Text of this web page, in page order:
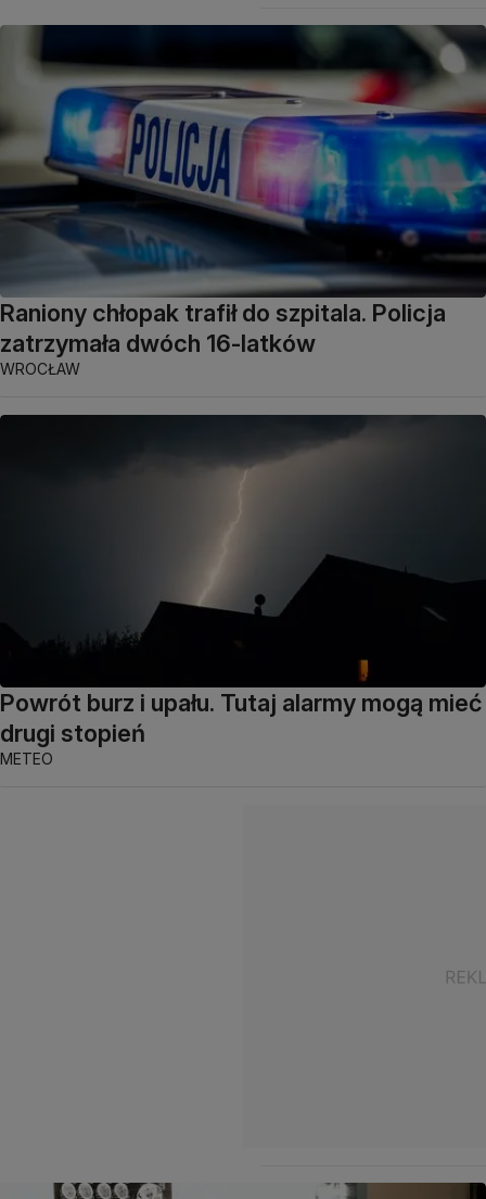
Raniony chłopak trafił do szpitala. Policja
zatrzymała dwóch 16-latków
WROCŁAW
Powrót burz i upału. Tutaj alarmy mogą mieć
drugi stopień
METEO